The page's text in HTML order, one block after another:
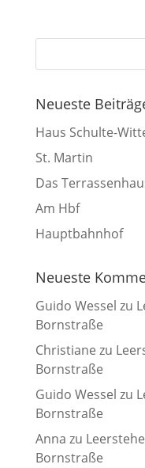
Neueste
Haus Schulte-
St. Martin
Das
Am Hbf
Hauptbahnhof
Neueste
Guido Wessel zu
Bornstraße
Christiane zu
Bornstraße
Guido Wessel zu
Bornstraße
Anna zu
Bornstraße